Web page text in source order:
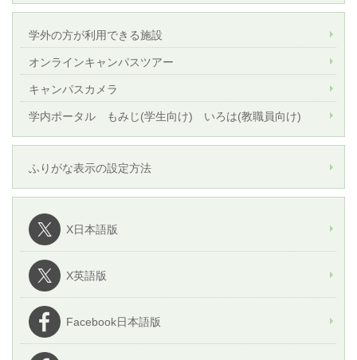
学外の方が利用できる施設
オンラインキャンパスツアー
キャンパスカメラ
学内ポータル もみじ(学生向け) いろは(教職員向け)
ふりがな表示の設定方法
X日本語版
X英語版
Facebook日本語版